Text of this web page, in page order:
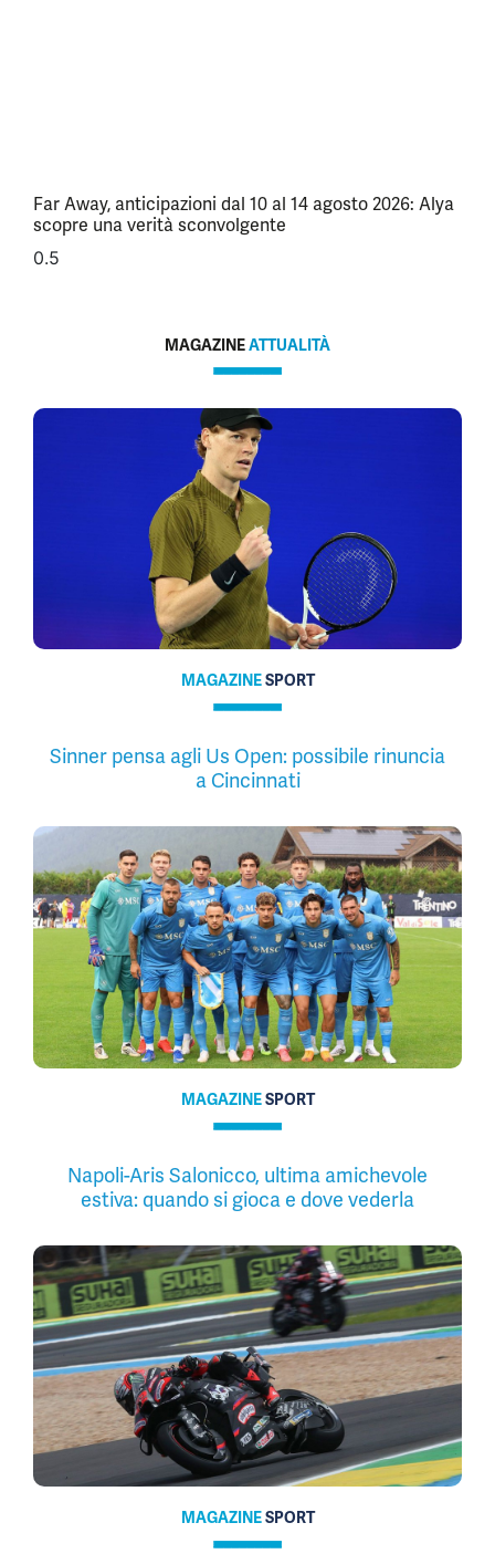
Far Away, anticipazioni dal 10 al 14 agosto 2026: Alya
scopre una verità sconvolgente
MAGAZINEATTUALITÀ
MAGAZINESPORT
Sinner pensa agli Us Open: possibile rinuncia
a Cincinnati
MAGAZINESPORT
Napoli-Aris Salonicco, ultima amichevole
estiva: quando si gioca e dove vederla
MAGAZINESPORT